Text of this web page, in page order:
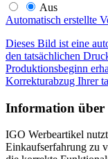
Aus
Automatisch erstellte
Dieses Bild ist eine
den tatsächlichen
Produktionsbeginn
Korrekturabzug Ihrer
Information über
IGO Werbeartikel
Einkaufserfahrung zu